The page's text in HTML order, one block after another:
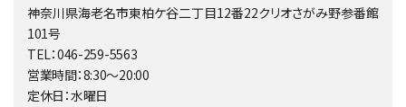
バ11分・ 歩6分
全棟ＬＤＫは16帖の4ＬＤＫ！食器洗い乾燥機や浴…
第6位
神奈川県海老名市東柏ケ谷二丁目12番22クリオさがみ野参番館
101号
TEL：046-259-5563
営業時間：8:30～20:00
定休日：水曜日